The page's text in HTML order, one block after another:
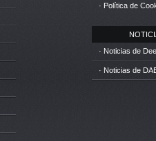
· Política de
· Noticias de
· Noticias de